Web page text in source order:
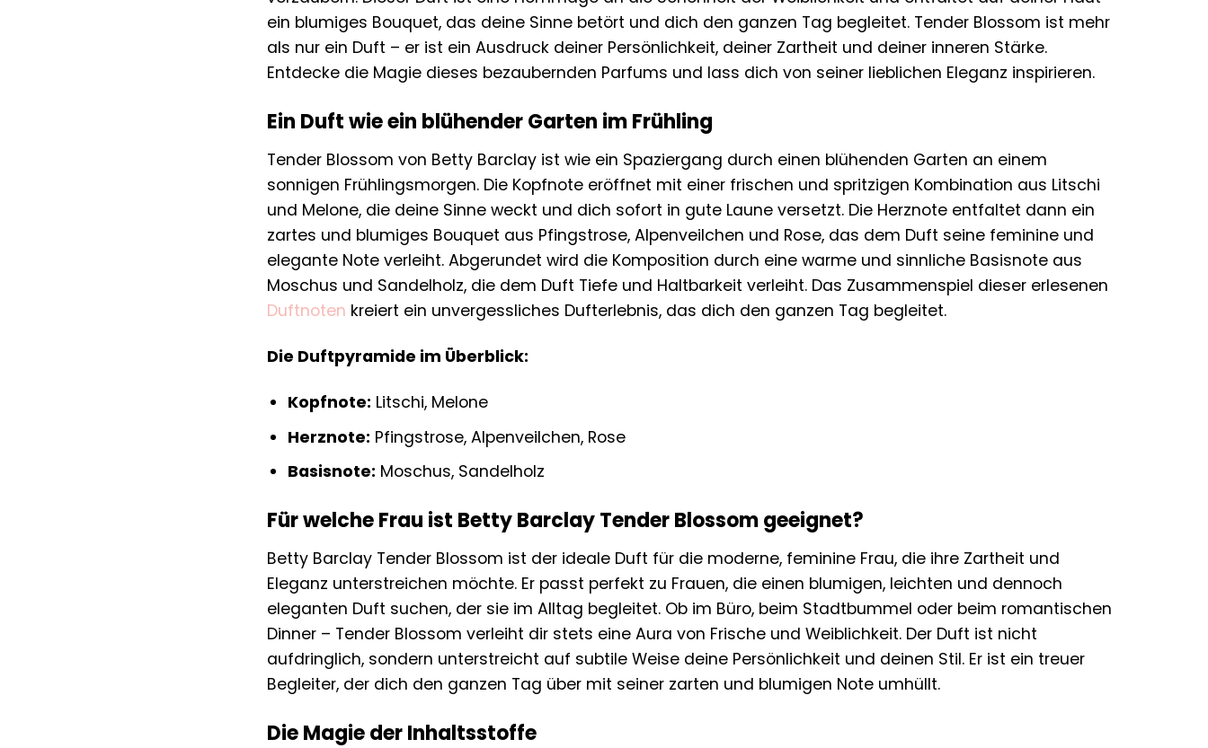
ein blumiges Bouquet, das deine Sinne betört und dich den ganzen Tag begleitet. Tender Blossom ist mehr
als nur ein Duft – er ist ein Ausdruck deiner Persönlichkeit, deiner Zartheit und deiner inneren Stärke.
Entdecke die Magie dieses bezaubernden Parfums und lass dich von seiner lieblichen Eleganz inspirieren.
Ein Duft wie ein blühender Garten im Frühling
Tender Blossom von Betty Barclay ist wie ein Spaziergang durch einen blühenden Garten an einem
sonnigen Frühlingsmorgen. Die Kopfnote eröffnet mit einer frischen und spritzigen Kombination aus Litschi
und Melone, die deine Sinne weckt und dich sofort in gute Laune versetzt. Die Herznote entfaltet dann ein
zartes und blumiges Bouquet aus Pfingstrose, Alpenveilchen und Rose, das dem Duft seine feminine und
elegante Note verleiht. Abgerundet wird die Komposition durch eine warme und sinnliche Basisnote aus
Moschus und Sandelholz, die dem Duft Tiefe und Haltbarkeit verleiht. Das Zusammenspiel dieser erlesenen
Duftnoten kreiert ein unvergessliches Dufterlebnis, das dich den ganzen Tag begleitet.
Die Duftpyramide im Überblick:
Kopfnote: Litschi, Melone
Herznote: Pfingstrose, Alpenveilchen, Rose
Basisnote: Moschus, Sandelholz
Für welche Frau ist Betty Barclay Tender Blossom geeignet?
Betty Barclay Tender Blossom ist der ideale Duft für die moderne, feminine Frau, die ihre Zartheit und
Eleganz unterstreichen möchte. Er passt perfekt zu Frauen, die einen blumigen, leichten und dennoch
eleganten Duft suchen, der sie im Alltag begleitet. Ob im Büro, beim Stadtbummel oder beim romantischen
Dinner – Tender Blossom verleiht dir stets eine Aura von Frische und Weiblichkeit. Der Duft ist nicht
aufdringlich, sondern unterstreicht auf subtile Weise deine Persönlichkeit und deinen Stil. Er ist ein treuer
Begleiter, der dich den ganzen Tag über mit seiner zarten und blumigen Note umhüllt.
Die Magie der Inhaltsstoffe